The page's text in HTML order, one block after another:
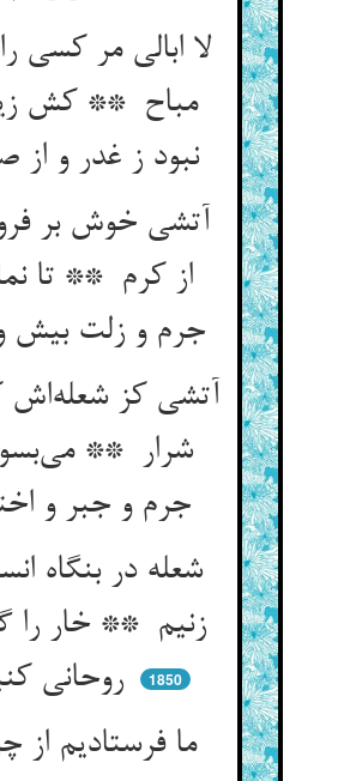
لا ابالی مر کسی
مباح ** کش
نبود ز غدر و از صلاح
آتشی خوش بر
از کرم ** تا
جرم و زلت بیش و کم
آتشی کز شعله‌اش
شرار **
شعله در بنگاه
زنیم ** خار را
روحانی کنیم
1850
ما فرستادیم از